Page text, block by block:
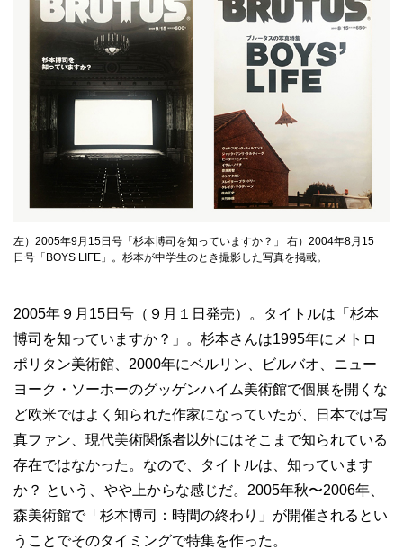
左）2005年9月15日号「杉本博司を知っていますか？」 右）2004年8月15
日号「BOYS LIFE」。杉本が中学生のとき撮影した写真を掲載。
2005年９月15日号（９月１日発売）。タイトルは「杉本
博司を知っていますか？」。杉本さんは1995年にメトロ
ポリタン美術館、2000年にベルリン、ビルバオ、ニュー
ヨーク・ソーホーのグッゲンハイム美術館で個展を開くな
ど欧米ではよく知られた作家になっていたが、日本では写
真ファン、現代美術関係者以外にはそこまで知られている
存在ではなかった。なので、タイトルは、知っています
か？ という、やや上からな感じだ。2005年秋〜2006年、
森美術館で「杉本博司：時間の終わり」が開催されるとい
うことでそのタイミングで特集を作った。